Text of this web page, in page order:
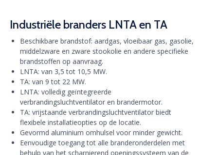
Industriële branders LNTA en TA
Beschikbare brandstof: aardgas, vloeibaar gas, gasolie,
middelzware en zware stookolie en andere specifieke
brandstoffen op aanvraag.
LNTA: van 3,5 tot 10,5 MW.
TA: van 9 tot 22 MW.
LNTA: volledig geïntegreerde
verbrandingsluchtventilator en brandermotor.
TA: vrijstaande verbrandingsluchtventilator biedt
flexibele installatieopties op de locatie.
Gevormd aluminium omhulsel voor minder gewicht.
Eenvoudige toegang tot alle branderonderdelen met
behulp van het scharnierend openingssysteem van de